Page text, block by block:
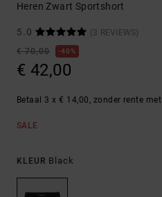
Heren Zwart Sportshort
5.0
(3 REVIEWS)
€ 70,00
40%
€ 42,00
Betaal 3 x € 14,00, zonder rente met
SALE
KLEUR Black